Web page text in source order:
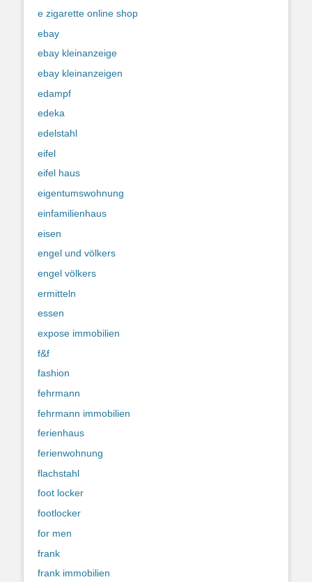
e zigarette online shop
ebay
ebay kleinanzeige
ebay kleinanzeigen
edampf
edeka
edelstahl
eifel
eifel haus
eigentumswohnung
einfamilienhaus
eisen
engel und völkers
engel völkers
ermitteln
essen
expose immobilien
f&f
fashion
fehrmann
fehrmann immobilien
ferienhaus
ferienwohnung
flachstahl
foot locker
footlocker
for men
frank
frank immobilien